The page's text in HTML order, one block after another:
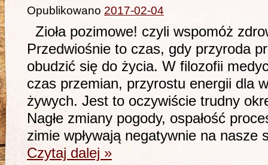
Opublikowano 2017-02-04
Zioła pozimowe! czyli wspomóż
Przedwiośnie to czas, gdy przyroda
obudzić się do życia. W filozofii
czas przemian, przyrostu energii dla
żywych. Jest to oczywiście trudny
Nagłe zmiany pogody, ospałość
zimie wpływają negatywnie na
Czytaj dalej »